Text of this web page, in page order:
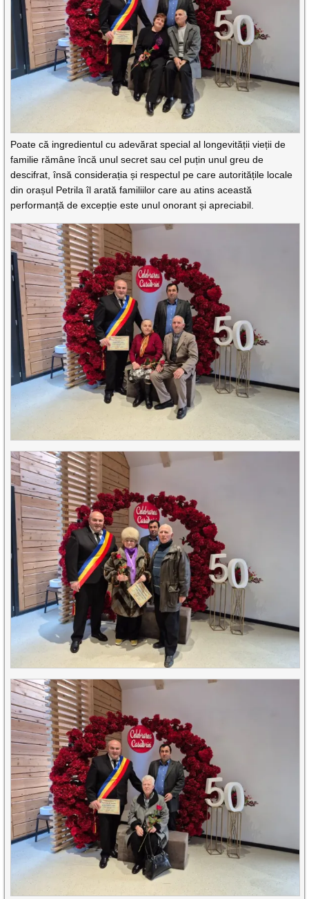
Poate că ingredientul cu adevărat special al longevității vieții de
familie rămâne încă unul secret sau cel puțin unul greu de
descifrat, însă considerația și respectul pe care autoritățile locale
din orașul Petrila îl arată familiilor care au atins această
performanță de excepție este unul onorant și apreciabil.